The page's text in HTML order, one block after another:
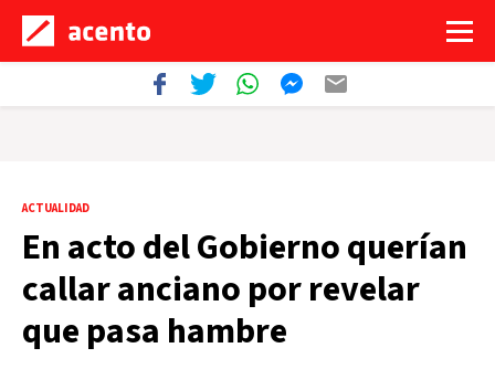
ACTUALIDAD
En acto del Gobierno querían
callar anciano por revelar
que pasa hambre